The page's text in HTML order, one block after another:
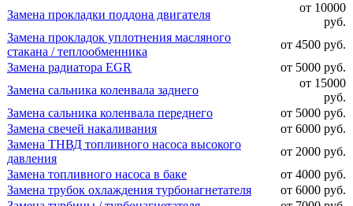
Замена прокладки поддона двигателя
от 10000
руб.
Замена прокладок уплотнения масляного
стакана / теплообменника
от 4500 руб.
Замена радиатора EGR
от 5000 руб.
Замена сальника коленвала заднего
от 15000
руб.
Замена сальника коленвала переднего
от 5000 руб.
Замена свечей накаливания
от 6000 руб.
Замена ТНВД топливного насоса высокого
давления
от 2000 руб.
Замена топливного насоса в баке
от 4000 руб.
Замена трубок охлаждения турбонагнетателя
от 6000 руб.